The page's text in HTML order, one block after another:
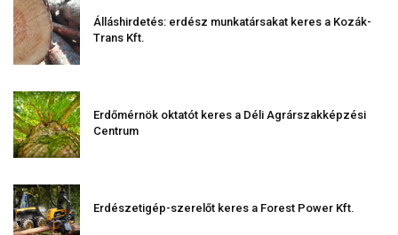
Álláshirdetés: erdész munkatársakat keres a Kozák-
Trans Kft.
Erdőmérnök oktatót keres a Déli Agrárszakképzési
Centrum
Erdészetigép-szerelőt keres a Forest Power Kft.